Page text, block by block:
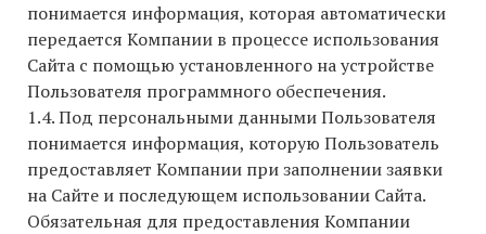
понимается информация, которая автоматически
передается Компании в процессе использования
Сайта с помощью установленного на устройстве
Пользователя программного обеспечения.
1.4. Под персональными данными Пользователя
понимается информация, которую Пользователь
предоставляет Компании при заполнении заявки
на Сайте и последующем использовании Сайта.
Обязательная для предоставления Компании